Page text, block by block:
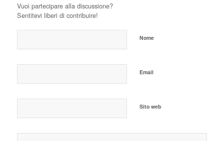
Vuoi partecipare alla discussione?
Sentitevi liberi di contribuire!
Nome
Email
Sito web